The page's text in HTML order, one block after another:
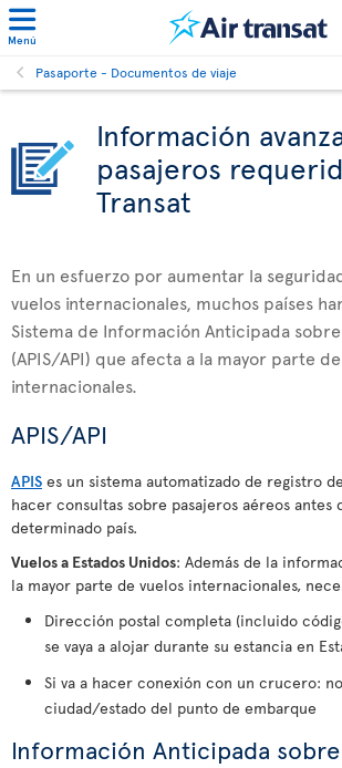
Menú
Pasaporte - Documentos de viaje
Información
pasajeros
Transat
En un esfuerzo por aumentar la
vuelos internacionales, muchos países
Sistema de Información Anticipada
(APIS/API) que afecta a la mayor parte
internacionales.
APIS/API
APIS es un sistema automatizado de registro
hacer consultas sobre pasajeros aéreos antes
determinado país.
Vuelos a Estados Unidos: Además de la
la mayor parte de vuelos internacionales,
Dirección postal completa (incluido
se vaya a alojar durante su estancia en
Si va a hacer conexión con un crucero:
ciudad/estado del punto de embarque
Información Anticipada